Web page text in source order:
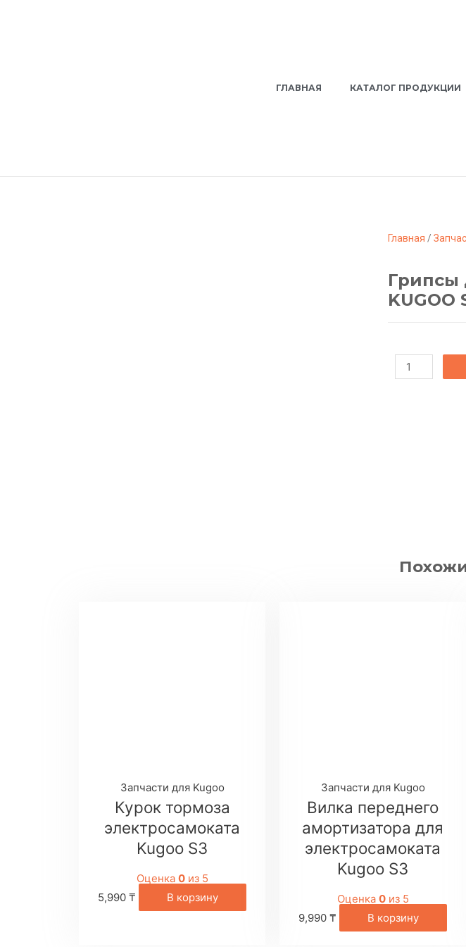
ГЛАВНАЯ КАТАЛОГ ПРОДУКЦИИ
Главная /
Грипсы
KUGOO
Запчасти для Kugoo
Курок тормоза
электросамоката
Kugoo S3
Оценка 0из 5
5,990 ₸ В корзину
Запчасти для Kugoo
Вилка переднего
амортизатора для
электросамоката
Kugoo S3
Оценка 0из 5
9,990 ₸ В корзину